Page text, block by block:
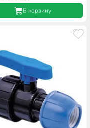
В корзину